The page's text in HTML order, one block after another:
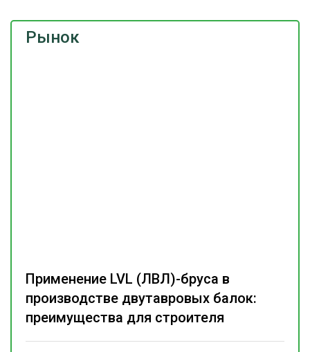
Рынок
Применение LVL (ЛВЛ)-бруса в
производстве двутавровых балок:
преимущества для строителя